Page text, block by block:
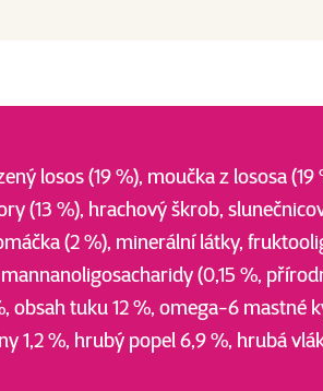
losos (19 %), moučka z lososa
(13 %), hrachový škrob,
(2 %), minerální látky,
(0,15 %,
obsah tuku 12 %, omega-6 mastné
1,2 %, hrubý popel 6,9 %, hrubá